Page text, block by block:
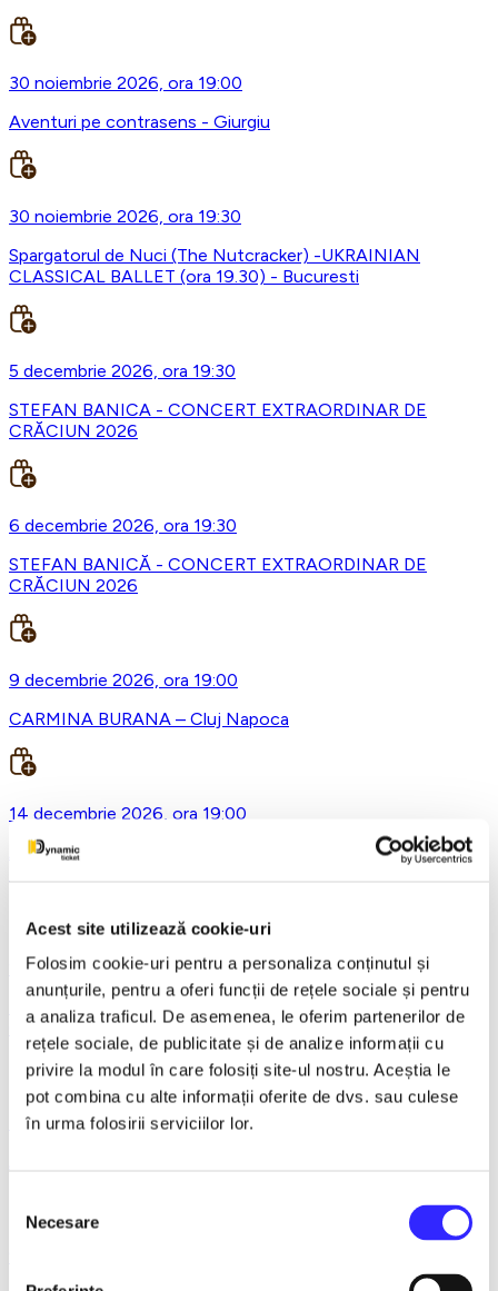
Acest site utilizează cookie-uri
Folosim cookie-uri pentru a personaliza conținutul și
anunțurile, pentru a oferi funcții de rețele sociale și pentru
a analiza traficul. De asemenea, le oferim partenerilor de
rețele sociale, de publicitate și de analize informații cu
privire la modul în care folosiți site-ul nostru. Aceștia le
pot combina cu alte informații oferite de dvs. sau culese
în urma folosirii serviciilor lor.
consimțământului
Necesare
30 noiembrie 2026, ora 19:00
Aventuri pe contrasens - Giurgiu
30 noiembrie 2026, ora 19:30
Spargatorul de Nuci (The Nutcracker) -UKRAINIAN
CLASSICAL BALLET (ora 19.30) - Bucuresti
5 decembrie 2026, ora 19:30
STEFAN BANICA - CONCERT EXTRAORDINAR DE
CRĂCIUN 2026
6 decembrie 2026, ora 19:30
STEFAN BANICĂ - CONCERT EXTRAORDINAR DE
CRĂCIUN 2026
9 decembrie 2026, ora 19:00
CARMINA BURANA – Cluj Napoca
14 decembrie 2026, ora 19:00
Asta-i ce-am avut de zis..- Horațiu Malaele & Nicu Alifantis -
21 decembrie 2026, ora 20:00
REGAL VIENEZ – CONCERT EXTRAORDINAR DE
CRACIUN - Bacau
18 ianuarie 2027, ora 19:00